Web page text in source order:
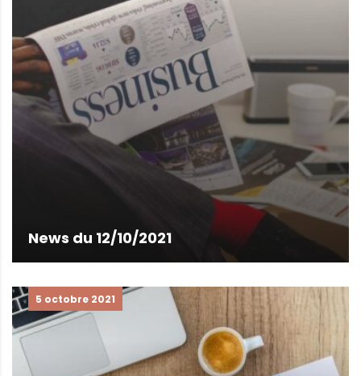
News du 12/10/2021
5 octobre 2021